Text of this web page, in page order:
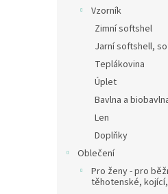
Vzorník
Zimní softshel
Jarní softshell,
Teplákovina
Úplet
Bavlna a
Len
Doplňky
Oblečení
Pro ženy - pro
těhotenské,